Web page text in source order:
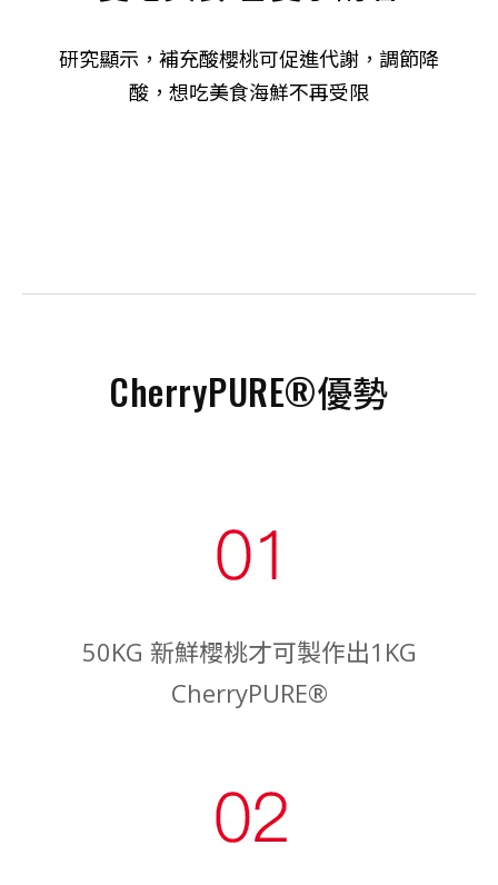
研究顯示，補充酸櫻桃可促進代謝，調節降
酸，想吃美食海鮮不再受限
CherryPURE®優勢
50KG 新鮮櫻桃才可製作出1KG
CherryPURE®